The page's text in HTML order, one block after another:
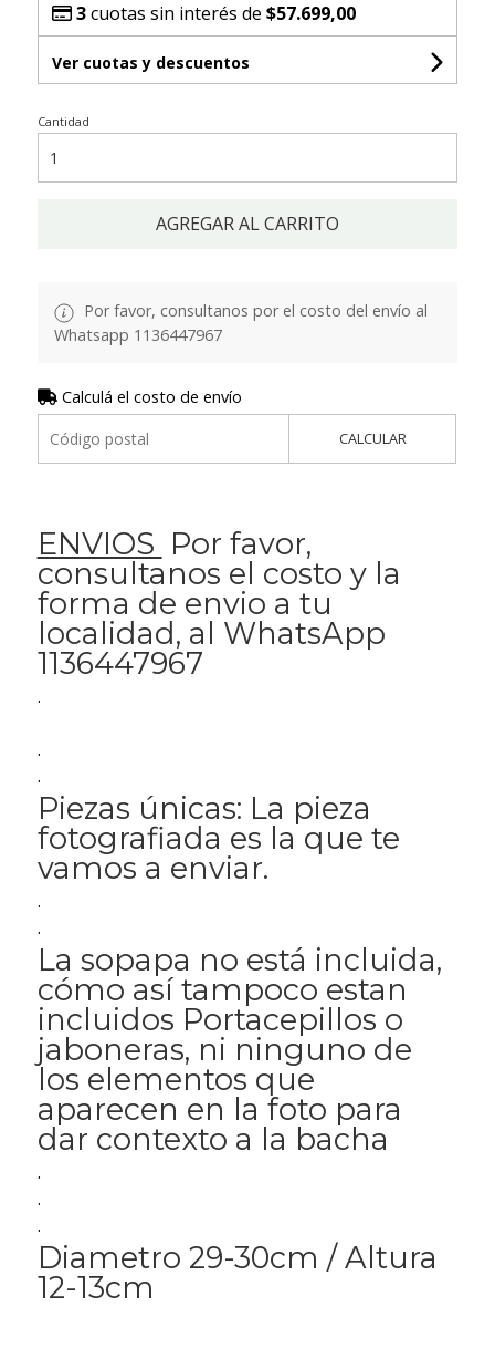
3cuotas sin interés de $57.699,00
Ver cuotas y descuentos
Cantidad
AGREGAR AL CARRITO
Por favor, consultanos por el costo del envío al
Whatsapp 1136447967
Calculá el costo de envío
CALCULAR
ENVIOS Por favor,
consultanos el costo y la
forma de envio a tu
localidad, al WhatsApp
1136447967
.
.
.
Piezas únicas: La pieza
fotografiada es la que te
vamos a enviar.
.
.
La sopapa no está incluida,
cómo así tampoco estan
incluidos Portacepillos o
jaboneras, ni ninguno de
los elementos que
aparecen en la foto para
dar contexto a la bacha
.
.
.
Diametro 29-30cm / Altura
12-13cm